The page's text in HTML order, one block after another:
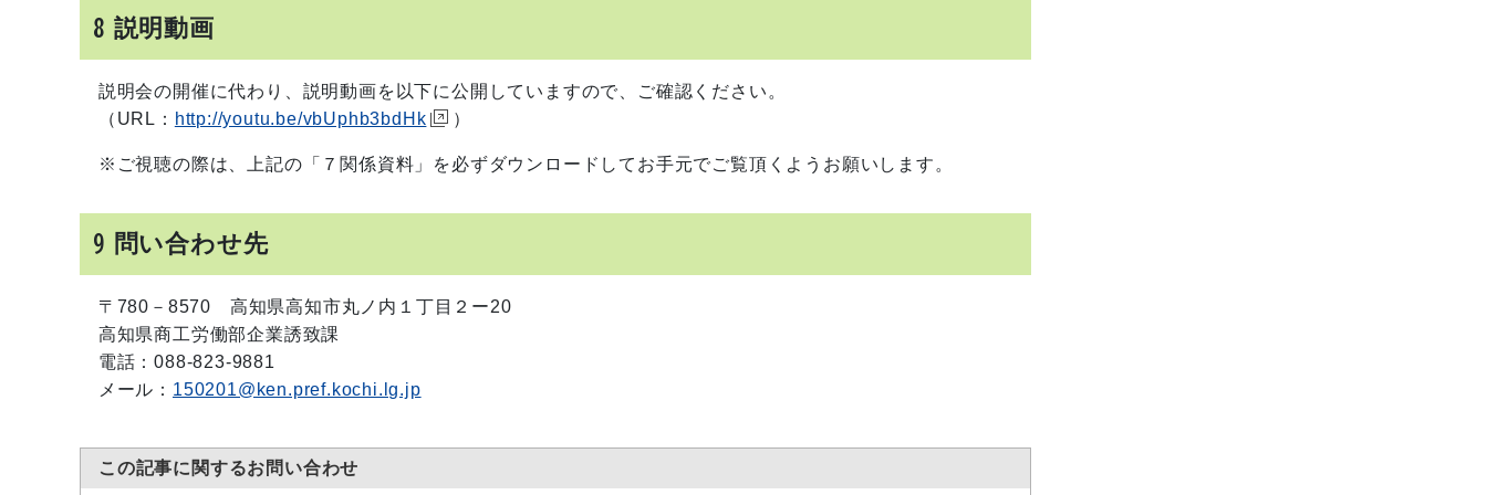
8 説明動画
説明会の開催に代わり、説明動画を以下に公開していますので、ご確認ください。
（URL： http://youtu.be/vbUphb3bdHk ）
※ご視聴の際は、上記の「７関係資料」を必ずダウンロードしてお手元でご覧頂くようお願いします。
9 問い合わせ先
〒780－8570 高知県高知市丸ノ内１丁目２ー20
高知県商工労働部企業誘致課
電話：088-823-9881
メール： 150201@ken.pref.kochi.lg.jp
この記事に関するお問い合わせ